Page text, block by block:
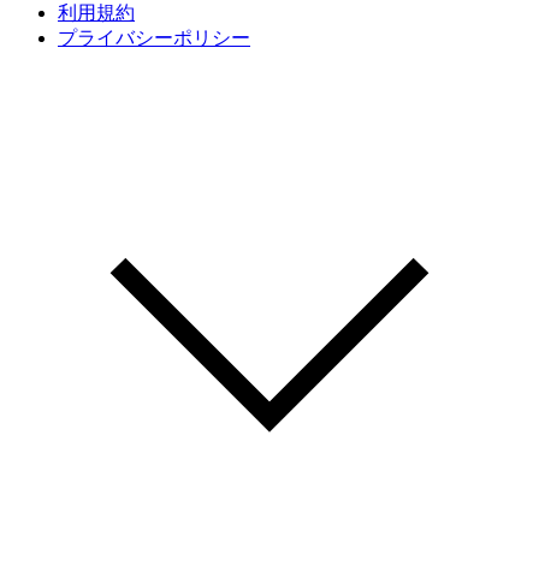
利用規約
プライバシーポリシー